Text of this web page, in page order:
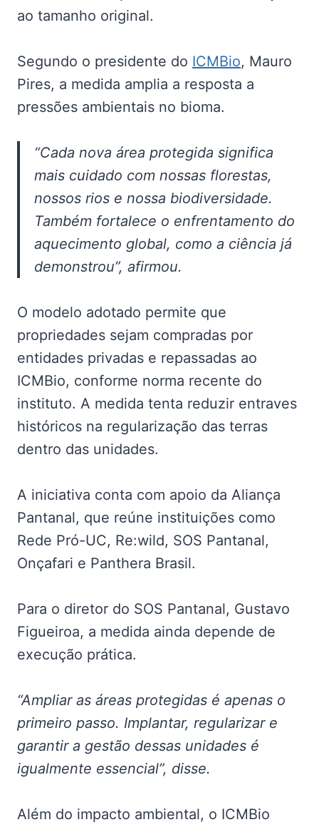
ao tamanho original.
Segundo o presidente do ICMBio, Mauro
Pires, a medida amplia a resposta a
pressões ambientais no bioma.
“Cada nova área protegida significa
mais cuidado com nossas florestas,
nossos rios e nossa biodiversidade.
Também fortalece o enfrentamento do
aquecimento global, como a ciência já
demonstrou”, afirmou.
O modelo adotado permite que
propriedades sejam compradas por
entidades privadas e repassadas ao
ICMBio, conforme norma recente do
instituto. A medida tenta reduzir entraves
históricos na regularização das terras
dentro das unidades.
A iniciativa conta com apoio da Aliança
Pantanal, que reúne instituições como
Rede Pró-UC, Re:wild, SOS Pantanal,
Onçafari e Panthera Brasil.
Para o diretor do SOS Pantanal, Gustavo
Figueiroa, a medida ainda depende de
execução prática.
“Ampliar as áreas protegidas é apenas o
primeiro passo. Implantar, regularizar e
garantir a gestão dessas unidades é
igualmente essencial”, disse.
Além do impacto ambiental, o ICMBio